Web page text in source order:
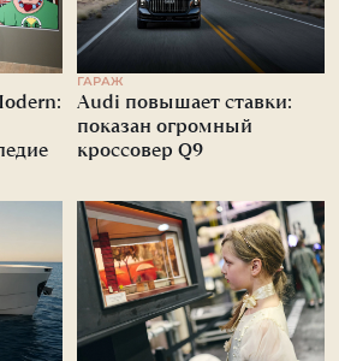
ГАРАЖ
Audi повышает ставки:
показан огромный
кроссовер Q9